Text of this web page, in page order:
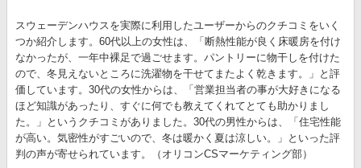
スウェーデンハウスを実際に利用したユーザーからのクチコミをいく
つか紹介します。60代以上の女性は、「断熱性能が良く床暖房を付け
なかったが、一年中裸足で過ごせます。パントリーに物干しを付けた
ので、冬見えないところに洗濯物を干せてまたよく乾きます。」と評
価しています。30代の女性からは、「営業担当者の事が大好きになる
ほど知識があったり、すぐに何でも教えてくれてとても助かりまし
た。」というクチコミがありました。30代の男性からは、「住宅性能
が高い。気密性がすごいので、冬は暖かく夏は涼しい。」といった評
判の声が寄せられています。（オリコンCSマーケティング部）